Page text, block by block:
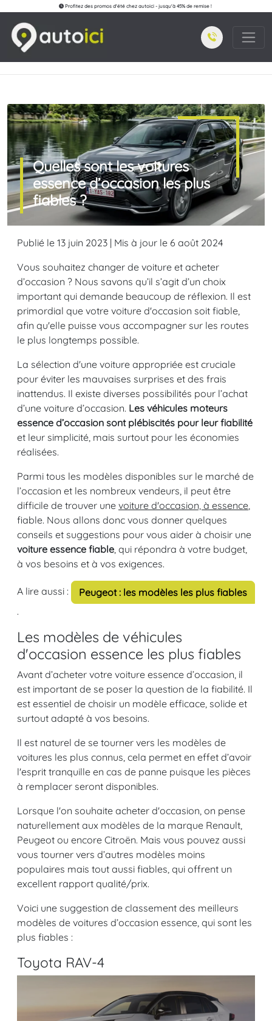
Profitez des promos d'été chez autoici - jusqu'à 45% de remise !
Quelles sont les voitures
essence d’occasion les plus
fiables ?
Publié le 13 juin 2023 | Mis à jour le 6 août 2024
Vous souhaitez changer de voiture et acheter
d’occasion ? Nous savons qu’il s’agit d’un choix
important qui demande beaucoup de réflexion. Il est
primordial que votre voiture d'occasion soit fiable,
afin qu'elle puisse vous accompagner sur les routes
le plus longtemps possible.
La sélection d'une voiture appropriée est cruciale
pour éviter les mauvaises surprises et des frais
inattendus. Il existe diverses possibilités pour l’achat
d’une voiture d’occasion. Les véhicules moteurs
essence d’occasion sont plébiscités pour leur fiabilité
et leur simplicité, mais surtout pour les économies
réalisées.
Parmi tous les modèles disponibles sur le marché de
l’occasion et les nombreux vendeurs, il peut être
difficile de trouver une voiture d'occasion, à essence
fiable. Nous allons donc vous donner quelques
conseils et suggestions pour vous aider à choisir une
voiture essence fiable , qui répondra à votre budget,
à vos besoins et à vos exigences.
A lire aussi :
Peugeot : les modèles les plus fiables
.
Les modèles de véhicules
d'occasion essence les plus fiables
Avant d’acheter votre voiture essence d’occasion, il
est important de se poser la question de la fiabilité. Il
est essentiel de choisir un modèle efficace, solide et
surtout adapté à vos besoins.
Il est naturel de se tourner vers les modèles de
voitures les plus connus, cela permet en effet d’avoir
l'esprit tranquille en cas de panne puisque les pièces
à remplacer seront disponibles.
Lorsque l'on souhaite acheter d'occasion, on pense
naturellement aux modèles de la marque Renault,
Peugeot ou encore Citroën. Mais vous pouvez aussi
vous tourner vers d’autres modèles moins
populaires mais tout aussi fiables, qui offrent un
excellent rapport qualité/prix.
Voici une suggestion de classement des meilleurs
modèles de voitures d’occasion essence, qui sont les
plus fiables :
Toyota RAV-4